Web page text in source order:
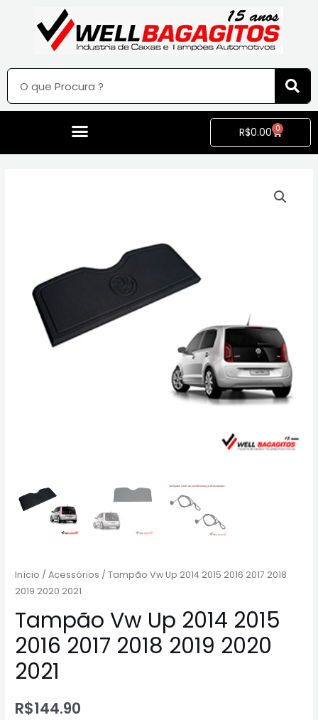
R$0.00 0
Início /Acessórios / Tampão Vw Up 2014 2015 2016 2017 2018
2019 2020 2021
Tampão Vw Up 2014 2015
2016 2017 2018 2019 2020
2021
R$144.90